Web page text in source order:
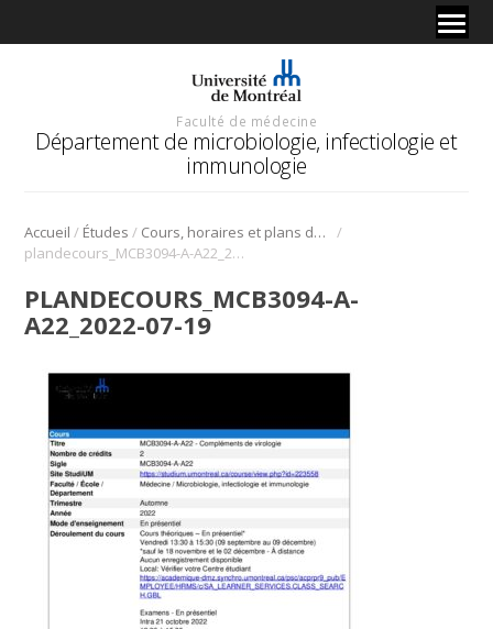
Faculté de médecine
Département de microbiologie, infectiologie et
immunologie
Accueil / Études / Cours, horaires et plans de cours
/
plandecours_MCB3094-A-A22_2022-07-19
PLANDECOURS_MCB3094-A-
A22_2022-07-19